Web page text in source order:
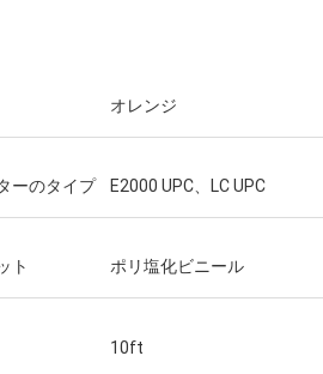
オレンジ
ーのタイプ E2000 UPC、LC UPC
ト ポリ塩化ビニール
10ft